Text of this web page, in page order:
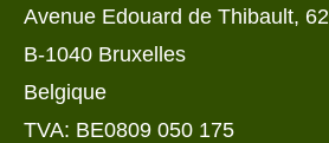
Avenue Edouard de Thibault, 62
B-1040 Bruxelles
Belgique
TVA: BE0809 050 175